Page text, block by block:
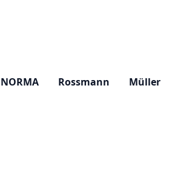
NORMA Rossmann Müller